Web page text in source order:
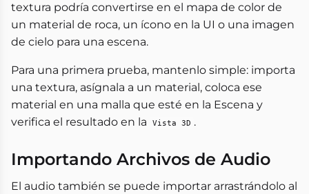
textura podría convertirse en el mapa de color de
un material de roca, un ícono en la UI o una imagen
de cielo para una escena.
Para una primera prueba, mantenlo simple: importa
una textura, asígnala a un material, coloca ese
material en una malla que esté en la Escena y
verifica el resultado en la
Vista 3D .
Importando Archivos de Audio
El audio también se puede importar arrastrándolo al